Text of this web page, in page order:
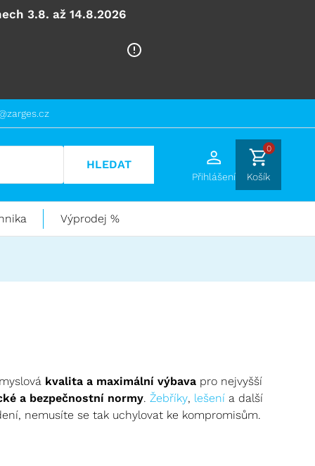
3.8. až 14.8.2026
HLEDAT
Přihlášení
0
Košík
Výprodej %
kvalita a maximální výbava pro nejvyšší
a bezpečnostní normy. Žebříky, lešení a další
nemusíte se tak uchylovat ke kompromisům.